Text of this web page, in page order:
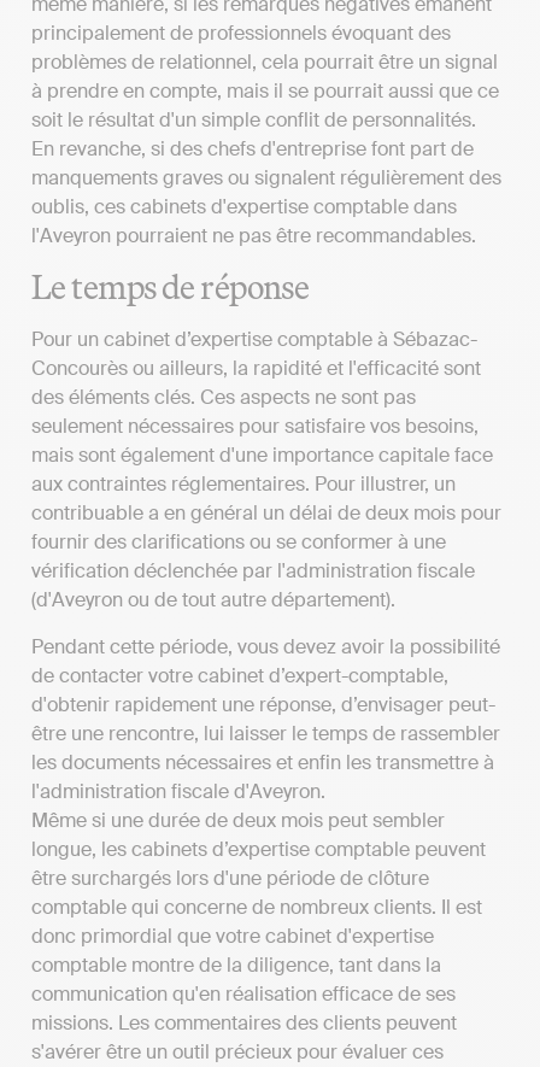
principalement de professionnels évoquant des
problèmes de relationnel, cela pourrait être un signal
à prendre en compte, mais il se pourrait aussi que ce
soit le résultat d'un simple conflit de personnalités.
En revanche, si des chefs d'entreprise font part de
manquements graves ou signalent régulièrement des
oublis, ces cabinets d'expertise comptable dans
l'Aveyron pourraient ne pas être recommandables.
Le temps de réponse
Pour un cabinet d’expertise comptable à Sébazac-
Concourès ou ailleurs, la rapidité et l'efficacité sont
des éléments clés. Ces aspects ne sont pas
seulement nécessaires pour satisfaire vos besoins,
mais sont également d'une importance capitale face
aux contraintes réglementaires. Pour illustrer, un
contribuable a en général un délai de deux mois pour
fournir des clarifications ou se conformer à une
vérification déclenchée par l'administration fiscale
(d'Aveyron ou de tout autre département).
Pendant cette période, vous devez avoir la possibilité
de contacter votre cabinet d’expert-comptable,
d'obtenir rapidement une réponse, d’envisager peut-
être une rencontre, lui laisser le temps de rassembler
les documents nécessaires et enfin les transmettre à
l'administration fiscale d'Aveyron.
Même si une durée de deux mois peut sembler
longue, les cabinets d’expertise comptable peuvent
être surchargés lors d'une période de clôture
comptable qui concerne de nombreux clients. Il est
donc primordial que votre cabinet d'expertise
comptable montre de la diligence, tant dans la
communication qu'en réalisation efficace de ses
missions. Les commentaires des clients peuvent
s'avérer être un outil précieux pour évaluer ces